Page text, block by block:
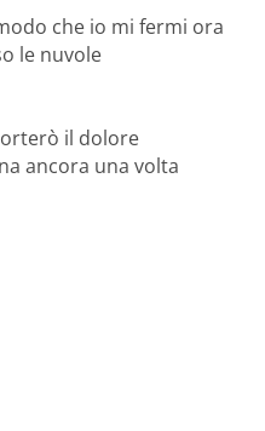
che io mi fermi ora
le nuvole
il dolore
ancora una volta